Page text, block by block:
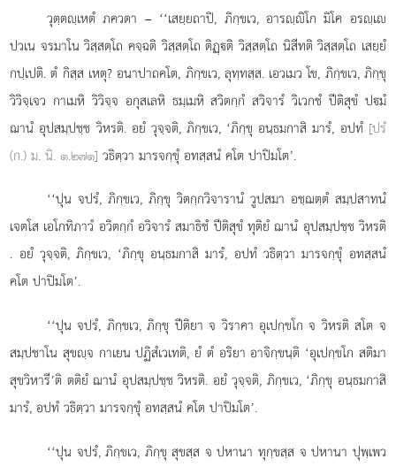
วุตฺตฺเหตํ ภควตา – ‘‘เสยฺยถาปิ, ภิกฺขเว, อารฺิโก มิโค อรฺเ
ปวเน จรมาโน วิสฺสตฺโถ คจฺฉติ วิสฺสตฺโถ ติฏฺติ วิสฺสตฺโถ นิสีทติ วิสฺสตฺโถ เสยฺยํ
กปฺเปติ. ตํ กิสฺส เหตุ? อนาปาถคโต, ภิกฺขเว, ลุทฺทสฺส. เอวเมว โข, ภิกฺขเว, ภิกฺขุ
วิวิจฺเจว กาเมหิ วิวิจฺจ อกุสเลหิ ธมฺเมหิ สวิตกฺกํ สวิจารํ วิเวกชํ ปีติสุขํ ปมํ
ฌานํ อุปสมฺปชฺช วิหรติ. อยํ วุจฺจติ, ภิกฺขเว, ‘ภิกฺขุ อนฺธมกาสิ มารํ, อปทํ [ปรํ
(ก.) ม. นิ. ๑.๒๗๑] วธิตฺวา มารจกฺขุํ อทสฺสนํ คโต ปาปิมโต’.
‘‘ปุน จปรํ, ภิกฺขเว, ภิกฺขุ วิตกฺกวิจารานํ วูปสมา อชฺฌตฺตํ สมฺปสาทนํ
เจตโส เอโกทิภาวํ อวิตกฺกํ อวิจารํ สมาธิชํ ปีติสุขํ ทุติยํ ฌานํ อุปสมฺปชฺช วิหรติ
. อยํ วุจฺจติ, ภิกฺขเว, ‘ภิกฺขุ อนฺธมกาสิ มารํ, อปทํ วธิตฺวา มารจกฺขุํ อทสฺสนํ
คโต ปาปิมโต’.
‘‘ปุน จปรํ, ภิกฺขเว, ภิกฺขุ ปีติยา จ วิราคา อุเปกฺขโก จ วิหรติ สโต จ
สมฺปชาโน สุขฺจ กาเยน ปฏิสํเวเทติ, ยํ ตํ อริยา อาจิกฺขนฺติ ‘อุเปกฺขโก สติมา
สุขวิหารี’ติ ตติยํ ฌานํ อุปสมฺปชฺช วิหรติ. อยํ วุจฺจติ, ภิกฺขเว, ‘ภิกฺขุ อนฺธมกาสิ
มารํ, อปทํ วธิตฺวา มารจกฺขุํ อทสฺสนํ คโต ปาปิมโต’.
‘‘ปุน จปรํ, ภิกฺขเว, ภิกฺขุ สุขสฺส จ ปหานา ทุกฺขสฺส จ ปหานา ปุพฺเพว